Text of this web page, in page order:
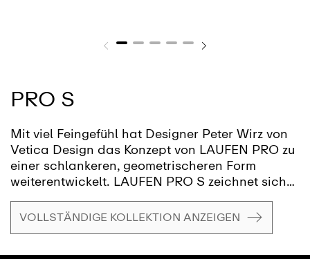
PRO S
Mit viel Feingefühl hat Designer Peter Wirz von
Vetica Design das Konzept von LAUFEN PRO zu
einer schlankeren, geometrischeren Form
weiterentwickelt. LAUFEN PRO S zeichnet sich
durch präzise Radien und eine leichte
Silhouette aus und vereint Eleganz mit
VOLLSTÄNDIGE KOLLEKTION ANZEIGEN